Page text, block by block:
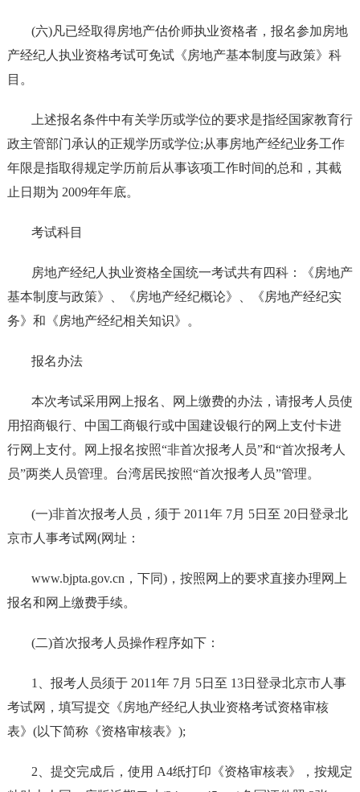
(六)凡已经取得房地产估价师执业资格者，报名参加房地
产经纪人执业资格考试可免试《房地产基本制度与政策》科
目。
上述报名条件中有关学历或学位的要求是指经国家教育行
政主管部门承认的正规学历或学位;从事房地产经纪业务工作
年限是指取得规定学历前后从事该项工作时间的总和，其截
止日期为 2009年年底。
考试科目
房地产经纪人执业资格全国统一考试共有四科：《房地产
基本制度与政策》、《房地产经纪概论》、《房地产经纪实
务》和《房地产经纪相关知识》。
报名办法
本次考试采用网上报名、网上缴费的办法，请报考人员使
用招商银行、中国工商银行或中国建设银行的网上支付卡进
行网上支付。网上报名按照“非首次报考人员”和“首次报考人
员”两类人员管理。台湾居民按照“首次报考人员”管理。
(一)非首次报考人员，须于 2011年 7月 5日至 20日登录北
京市人事考试网(网址：
www.bjpta.gov.cn，下同)，按照网上的要求直接办理网上
报名和网上缴费手续。
(二)首次报考人员操作程序如下：
1、报考人员须于 2011年 7月 5日至 13日登录北京市人事
考试网，填写提交《房地产经纪人执业资格考试资格审核
表》(以下简称《资格审核表》);
2、提交完成后，使用 A4纸打印《资格审核表》，按规定